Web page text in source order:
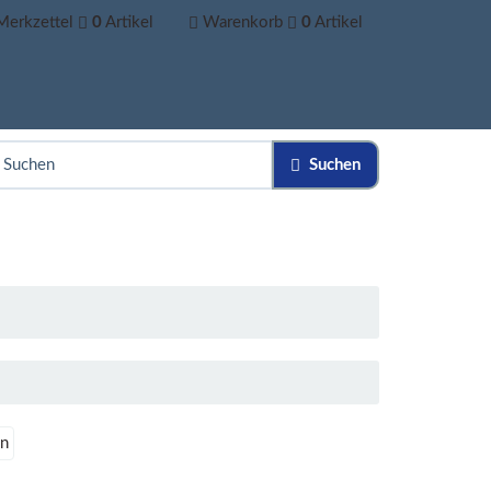
0 Artikel Warenkorb 0 Artikel
Suchen